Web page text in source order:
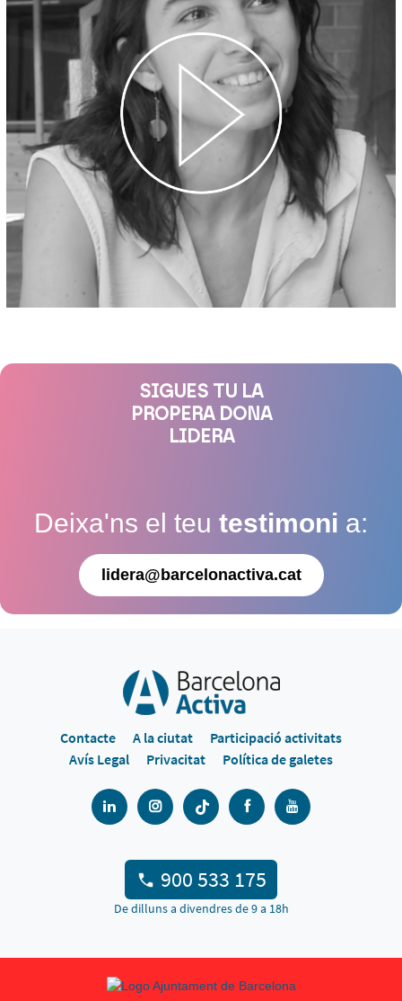
SIGUES TU LA
PROPERA DONA
LIDERA
Deixa'ns el teu testimoni a:
lidera@barcelonactiva.cat
Contacte A la ciutat
Participació activitats
Avís Legal
Privacitat Política de galetes
900 533 175
De dilluns a divendres de 9 a 18h